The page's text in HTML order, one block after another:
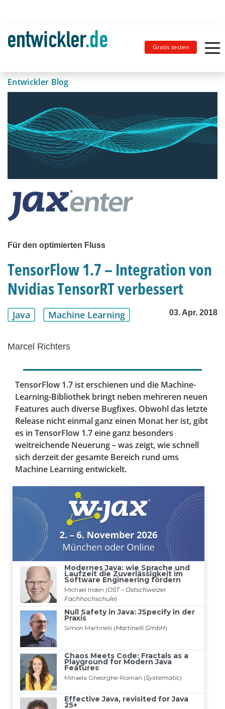
Gratis testen
Entwickler Blog
Für den optimierten Fluss
TensorFlow 1.7 – Integration von
Nvidias TensorRT verbessert
Java Machine Learning 03. Apr. 2018
Marcel Richters
TensorFlow 1.7 ist erschienen und die Machine-
Learning-Bibliothek bringt neben mehreren neuen
Features auch diverse Bugfixes. Obwohl das letzte
Release nicht einmal ganz einen Monat her ist, gibt
es in TensorFlow 1.7 eine ganz besonders
weitreichende Neuerung – was zeigt, wie schnell
sich derzeit der gesamte Bereich rund ums
Machine Learning entwickelt.